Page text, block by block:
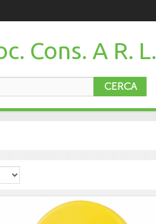
Cons. A R. L.
CERCA